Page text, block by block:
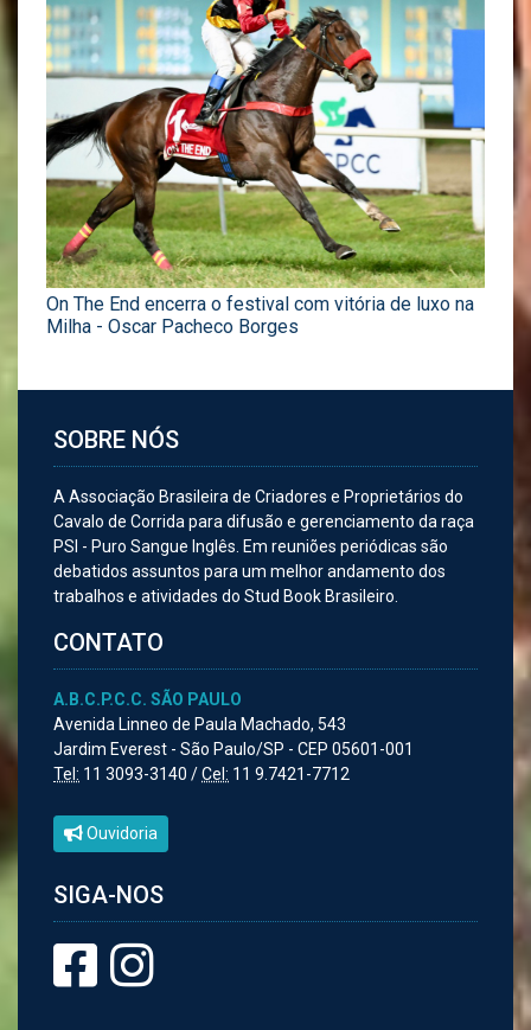
On The End encerra o festival com vitória de luxo na
Milha - Oscar Pacheco Borges
SOBRE NÓS
A Associação Brasileira de Criadores e Proprietários do
Cavalo de Corrida para difusão e gerenciamento da raça
PSI - Puro Sangue Inglês. Em reuniões periódicas são
debatidos assuntos para um melhor andamento dos
trabalhos e atividades do Stud Book Brasileiro.
CONTATO
A.B.C.P.C.C. SÃO PAULO
Avenida Linneo de Paula Machado, 543
Jardim Everest - São Paulo/SP - CEP 05601-001
Tel: 11 3093-3140 /Cel: 11 9.7421-7712
Ouvidoria
SIGA-NOS